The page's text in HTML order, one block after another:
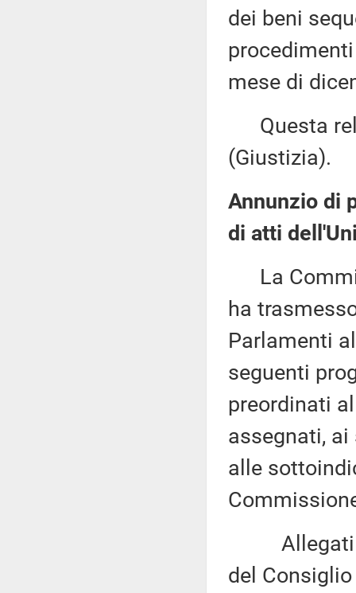
dei beni
mese di
Questa
(Giustizia).
Annunzio di
di atti
La
ha
Parlamenti
seguenti
preordinati
assegnati,
alle
Allegati
del